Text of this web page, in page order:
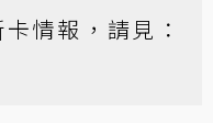
情報，請見：